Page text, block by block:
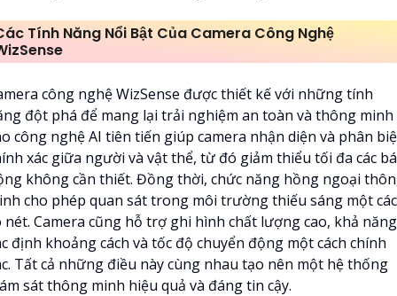
Tính Năng Nổi Bật Của Camera Công Nghệ
công nghệ WizSense được thiết kế với những tính
đột phá để mang lại trải nghiệm an toàn và thông minh
công nghệ AI tiên tiến giúp camera nhận diện và phân
xác giữa người và vật thể, từ đó giảm thiểu tối đa các
không cần thiết. Đồng thời, chức năng hồng ngoại
cho phép quan sát trong môi trường thiếu sáng một
nét. Camera cũng hỗ trợ ghi hình chất lượng cao, khả năng
định khoảng cách và tốc độ chuyển động một cách chính
Tất cả những điều này cùng nhau tạo nên một hệ thống
sát thông minh hiệu quả và đáng tin cậy.